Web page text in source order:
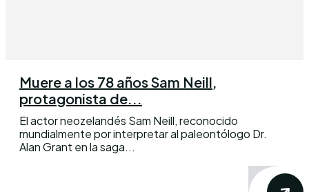
Muere a los 78 años Sam Neill,
protagonista de...
El actor neozelandés Sam Neill, reconocido
mundialmente por interpretar al paleontólogo Dr.
Alan Grant en la saga...